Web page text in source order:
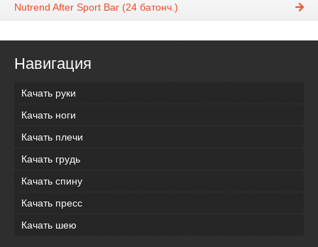
Nutrend After Sport Bar (24 батонч.)
Навигация
Качать руки
Качать ноги
Качать плечи
Качать грудь
Качать спину
Качать пресс
Качать шею